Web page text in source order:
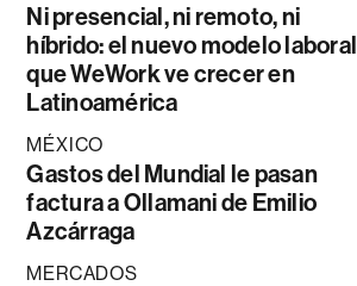
Ni presencial, ni remoto, ni
híbrido: el nuevo modelo laboral
que WeWork ve crecer en
Latinoamérica
MÉXICO
Gastos del Mundial le pasan
factura a Ollamani de Emilio
Azcárraga
MERCADOS